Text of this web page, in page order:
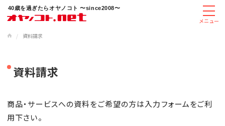
40歳を過ぎたらオヤノコト 〜since2008〜
メニュー
/
資料請求
資料請求
商品・サービスへの資料をご希望の方は入力フォームをご利
用下さい。